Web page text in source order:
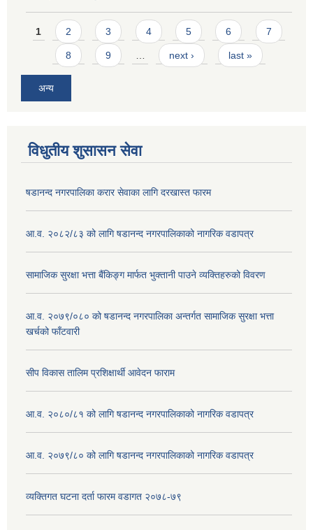
Pages
1 2 3 4 5 6 7
8 9 … next › last »
अन्य
विधुतीय शुसासन सेवा
षडानन्द नगरपालिका करार सेवाका लागि दरखास्त फारम
आ.व. २०८२/८३ को लागि षडानन्द नगरपालिकाको नागरिक वडापत्र
सामाजिक सुरक्षा भत्ता बैंकिङ्ग मार्फत भुक्तानी पाउने व्यक्तिहरुको विवरण
आ.व. २०७९/०८० को षडानन्द नगरपालिका अन्तर्गत सामाजिक सुरक्षा भत्ता
खर्चको फाँटवारी
सीप विकास तालिम प्रशिक्षार्थी आवेदन फाराम
आ.व. २०८०/८१ को लागि षडानन्द नगरपालिकाको नागरिक वडापत्र
आ.व. २०७९/८० को लागि षडानन्द नगरपालिकाको नागरिक वडापत्र
व्यक्तिगत घटना दर्ता फारम वडागत २०७८-७९